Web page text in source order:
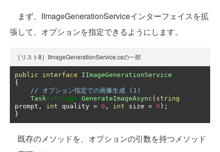
まず、IImageGenerationServiceインターフェイスを拡
張して、オプションを指定できるようにします。
［リスト8］IImageGenerationService.csの一部
public interface
IImageGenerationService
{
// オプション指定での画像生成 (1)
Task<string> GenerateImageAsync ( string
prompt , int quality = 0 , int size = 0 );
}
既存のメソッドを、オプションの引数を持つメソッド